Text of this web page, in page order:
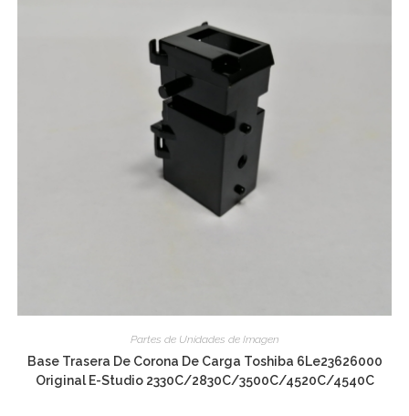
Partes de Unidades de Imagen
Base Trasera De Corona De Carga Toshiba 6Le23626000
Original E-Studio 2330C/2830C/3500C/4520C/4540C